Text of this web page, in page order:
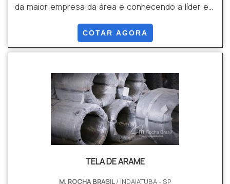
da maior empresa da área e conhecendo a líder em
com a Tecnyl Telas encontrará proteção com visitas
técnicas e vistorias. OUTRAS INFORMAÇÕES SOBRE
eficientes de demonstrar competência e excelência
COTAR AGORA
TELA DE ARAME
M. ROCHA BRASIL/ INDAIATUBA - SP